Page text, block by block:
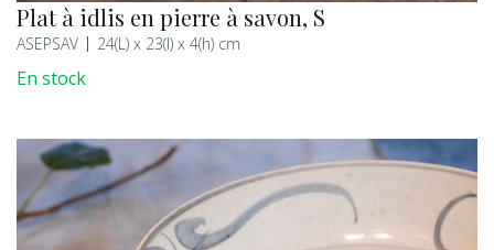
Plat à idlis en pierre à savon, S
ASEPSAV 24(L) x 23(l) x 4(h) cm
En stock